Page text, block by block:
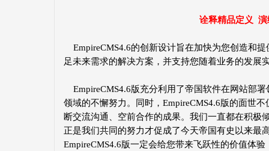
诠释精品定义
EmpireCMS4.6的创新设计旨在加快为您创造和
足未来需求的解决方案，并支持您随着业务的发展
EmpireCMS4.6版充分利用了帝国软件在网站部
领域的不懈努力。同时，EmpireCMS4.6版的面世
断交流沟通、空前合作的成果。我们一直都在积极
正是我们共同的努力才促成了今天帝国有史以来最
EmpireCMS4.6版一定会给您带来飞跃性的价值体验